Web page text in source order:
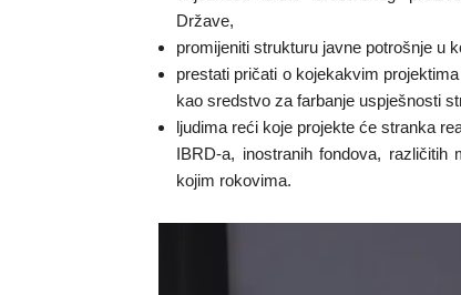
Države,
promijeniti strukturu javne potrošnje u
prestati pričati o kojekakvim
kao sredstvo za farbanje uspješnosti
ljudima reći koje projekte će stranka
IBRD-a, inostranih fondova,
kojim rokovima.